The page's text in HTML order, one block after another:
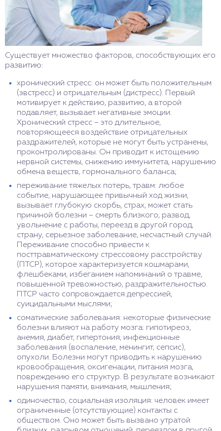
Существует множество факторов, способствующих его
развитию:
хронический стресс: он может быть положительным
(эвстресс) и отрицательным (дистресс). Первый
мотивирует к действию, развитию, а второй
подавляет, вызывает негативные эмоции.
Хронический стресс – это длительное,
повторяющееся воздействие отрицательных
раздражителей, которые не могут быть устранены,
проконтролированы. Он приводит к истощению
нервной системы, снижению иммунитета, нарушению
обмена веществ, гормонального баланса;
переживание тяжелых потерь, травм: любое
событие, нарушающее привычный ход жизни,
вызывает глубокую скорбь, страх, может стать
причиной болезни – смерть близкого, развод,
увольнение с работы, переезд в другой город,
страну, серьезное заболевание, несчастный случай.
Переживание способно привести к
посттравматическому стрессовому расстройству
(ПТСР), которое характеризуется кошмарами,
флешбеками, избеганием напоминаний о травме,
повышенной тревожностью, раздражительностью.
ПТСР часто сопровождается депрессией,
суицидальными мыслями;
соматические заболевания: некоторые физические
болезни влияют на работу мозга: гипотиреоз,
анемия, диабет, гипертония, инфекционные
заболевания (воспаление, менингит, сепсис),
опухоли. Болезни могут приводить к нарушению
кровообращения, оксигенации, питания мозга,
повреждению его структур. В результате возникают
нарушения памяти, внимания, мышления;
одиночество, социальная изоляция: человек имеет
ограниченные (отсутствующие) контакты с
обществом. Оно может быть вызвано утратой